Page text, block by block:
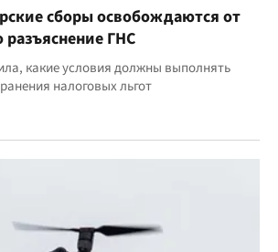
сборы освобождаются от
разъяснение ГНС
какие условия должны выполнять
налоговых льгот